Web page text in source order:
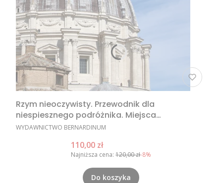
Rzym nieoczywisty. Przewodnik dla
niespiesznego podróżnika. Miejsca
nieoczywiste w Rzymie, nietypowe atrakcje
PRODUCENT
WYDAWNICTWO BERNARDINUM
Cena promocyjna
110,00 zł
Najniższa cena: 120,00 zł-8%
Do koszyka